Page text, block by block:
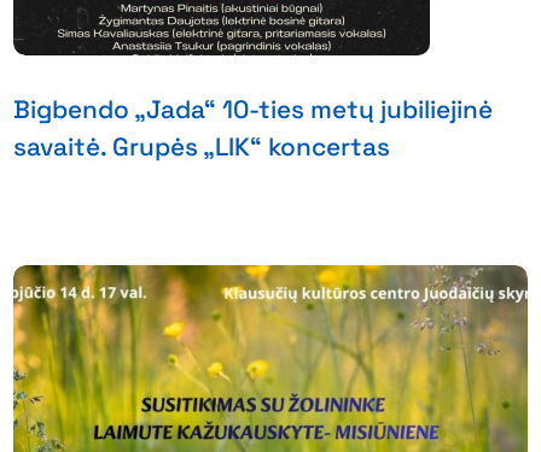
Bigbendo „Jada“ 10-ties metų jubiliejinė
savaitė. Grupės „LIK“ koncertas